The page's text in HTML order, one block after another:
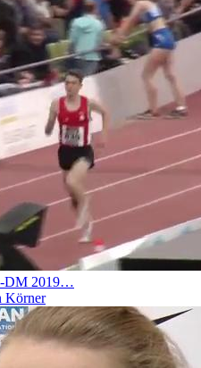
DM 2019…
Körner